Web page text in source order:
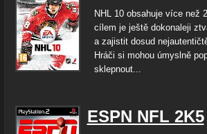
NHL 10 obsahuje více než
cílem je ještě dokonaleji
a zajistit dosud
Hráči si mohou úmyslně
sklepnout...
ESPN NFL 2K5